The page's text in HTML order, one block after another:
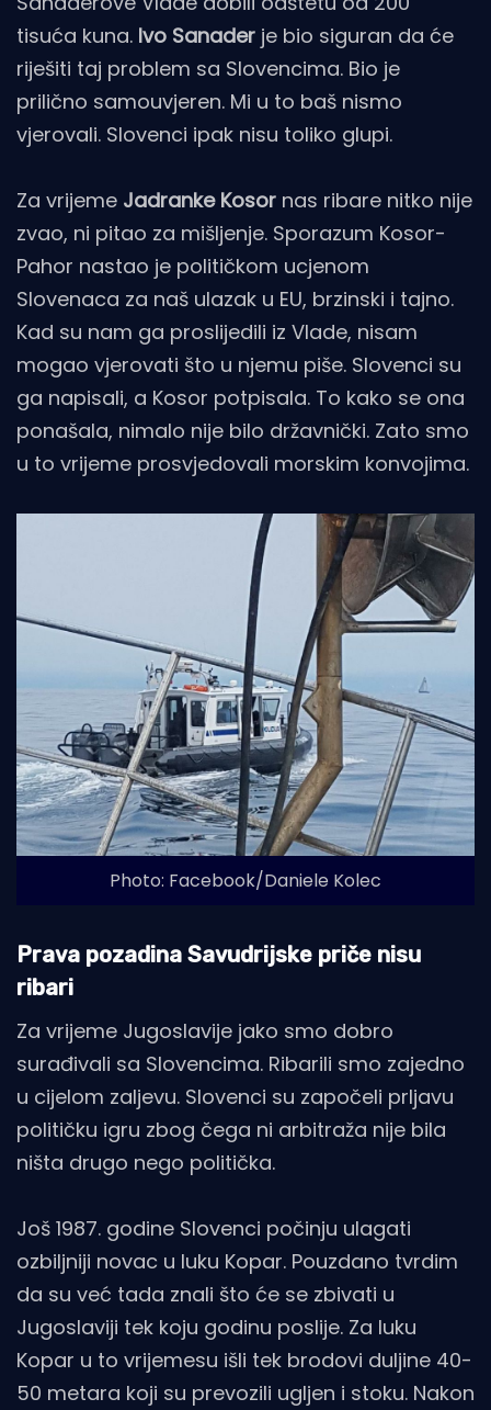
tisuća kuna. Ivo Sanader je bio siguran da će
riješiti taj problem sa Slovencima. Bio je
prilično samouvjeren. Mi u to baš nismo
vjerovali. Slovenci ipak nisu toliko glupi.
Za vrijeme Jadranke Kosor nas ribare nitko nije
zvao, ni pitao za mišljenje. Sporazum Kosor-
Pahor nastao je političkom ucjenom
Slovenaca za naš ulazak u EU, brzinski i tajno.
Kad su nam ga proslijedili iz Vlade, nisam
mogao vjerovati što u njemu piše. Slovenci su
ga napisali, a Kosor potpisala. To kako se ona
ponašala, nimalo nije bilo državnički. Zato smo
u to vrijeme prosvjedovali morskim konvojima.
Photo: Facebook/Daniele Kolec
Prava pozadina Savudrijske priče nisu
ribari
Za vrijeme Jugoslavije jako smo dobro
surađivali sa Slovencima. Ribarili smo zajedno
u cijelom zaljevu. Slovenci su započeli prljavu
političku igru zbog čega ni arbitraža nije bila
ništa drugo nego politička.
Još 1987. godine Slovenci počinju ulagati
ozbiljniji novac u luku Kopar. Pouzdano tvrdim
da su već tada znali što će se zbivati u
Jugoslaviji tek koju godinu poslije. Za luku
Kopar u to vrijemesu išli tek brodovi duljine 40-
50 metara koji su prevozili ugljen i stoku. Nakon